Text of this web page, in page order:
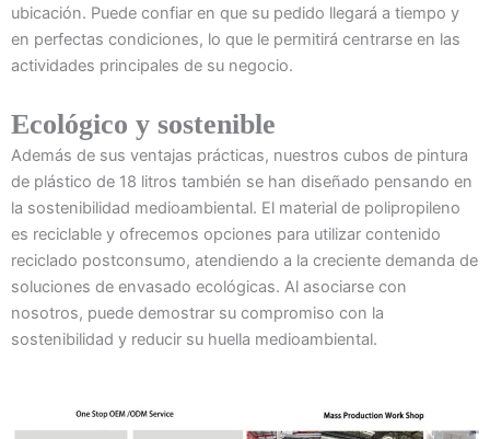
ubicación. Puede confiar en que su pedido llegará a tiempo y
en perfectas condiciones, lo que le permitirá centrarse en las
actividades principales de su negocio.
Ecológico y sostenible
Además de sus ventajas prácticas, nuestros cubos de pintura
de plástico de 18 litros también se han diseñado pensando en
la sostenibilidad medioambiental. El material de polipropileno
es reciclable y ofrecemos opciones para utilizar contenido
reciclado postconsumo, atendiendo a la creciente demanda de
soluciones de envasado ecológicas. Al asociarse con
nosotros, puede demostrar su compromiso con la
sostenibilidad y reducir su huella medioambiental.